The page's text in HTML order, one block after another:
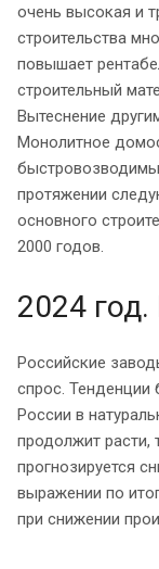
очень высокая и
строительства
повышает
строительный
Вытеснение
Монолитное
протяжении
основного
2000 годов.
2024
Российские
спрос. Тенденции
России в
продолжит
прогнозируется
выражении по
при снижении